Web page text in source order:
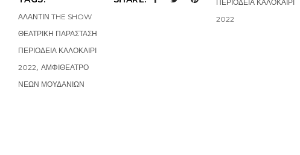
ΑΛΑΝΤΙΝ THE SHOW
ΘΕΑΤΡΙΚΗ ΠΑΡΑΣΤΑΣΗ
ΠΕΡΙΟΔΕΙΑ ΚΑΛΟΚΑΙΡΙ
2022, ΑΜΦΙΘΕΑΤΡΟ
ΝΕΩΝ ΜΟΥΔΑΝΙΩΝ
ΠΕΡΙΟΔΕΙΑ ΚΑΛΟΚΑΙΡΙ
2022